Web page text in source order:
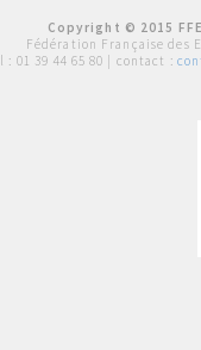
Copyright © 2015
Fédération Française des
: 01 39 44 65 80 | contact :